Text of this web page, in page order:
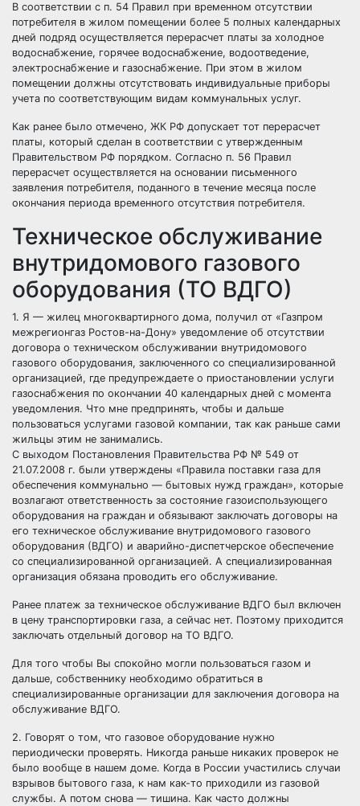
В соответствии с п. 54 Правил при временном отсутствии
потребителя в жилом помещении более 5 полных календарных
дней подряд осуществляется перерасчет платы за холодное
водоснабжение, горячее водоснабжение, водоотведение,
электроснабжение и газоснабжение. При этом в жилом
помещении должны отсутствовать индивидуальные приборы
учета по соответствующим видам коммунальных услуг.
Как ранее было отмечено, ЖК РФ допускает тот перерасчет
платы, который сделан в соответствии с утвержденным
Правительством РФ порядком. Согласно п. 56 Правил
перерасчет осуществляется на основании письменного
заявления потребителя, поданного в течение месяца после
окончания периода временного отсутствия потребителя.
Техническое обслуживание
внутридомового газового
оборудования (ТО ВДГО)
1. Я — жилец многоквартирного дома, получил от «Газпром
межрегионгаз Ростов-на-Дону» уведомление об отсутствии
договора о техническом обслуживании внутридомового
газового оборудования, заключенного со специализированной
организацией, где предупреждаете о приостановлении услуги
газоснабжения по окончании 40 календарных дней с момента
уведомления. Что мне предпринять, чтобы и дальше
пользоваться услугами газовой компании, так как раньше сами
жильцы этим не занимались.
С выходом Постановления Правительства РФ № 549 от
21.07.2008 г. были утверждены «Правила поставки газа для
обеспечения коммунально — бытовых нужд граждан», которые
возлагают ответственность за состояние газоиспользующего
оборудования на граждан и обязывают заключать договоры на
его техническое обслуживание внутридомового газового
оборудования (ВДГО) и аварийно-диспетчерское обеспечение
со специализированной организацией. А специализированная
организация обязана проводить его обслуживание.
Ранее платеж за техническое обслуживание ВДГО был включен
в цену транспортировки газа, а сейчас нет. Поэтому приходится
заключать отдельный договор на ТО ВДГО.
Для того чтобы Вы спокойно могли пользоваться газом и
дальше, собственнику необходимо обратиться в
специализированные организации для заключения договора на
обслуживание ВДГО.
2. Говорят о том, что газовое оборудование нужно
периодически проверять. Никогда раньше никаких проверок не
было вообще в нашем доме. Когда в России участились случаи
взрывов бытового газа, к нам как-то приходили из газовой
службы. А потом снова — тишина. Как часто должны